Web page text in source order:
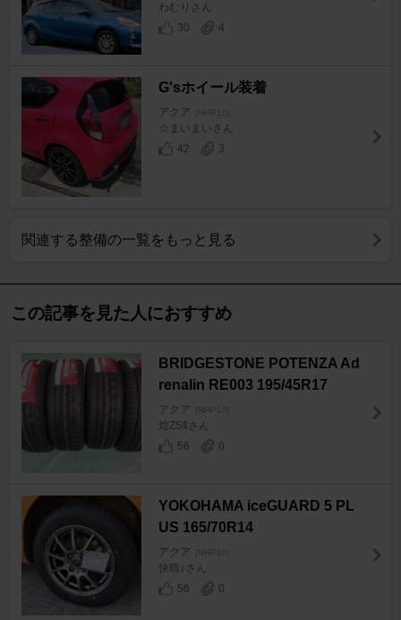
わむりさん
30
4
G'sホイール装着
アクア [NHP10]
☆まいまいさん
42
3
関連する整備の一覧をもっと見る
この記事を見た人におすすめ
BRIDGESTONE POTENZA Ad
renalin RE003 195/45R17
アクア [NHP10]
煌ZSⅡさん
56
0
YOKOHAMA iceGUARD 5 PL
US 165/70R14
アクア [NHP10]
快晴♪さん
56
0